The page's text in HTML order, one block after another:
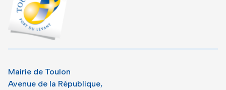
Mairie de Toulon
Avenue de la République,